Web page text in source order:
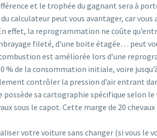
et le trophée du gagnant sera à
calculateur peut vous avantager, car
effet, la reprogrammation ne coûte
fileté, d’une boite étagée… peut
est améliorée lors d’une
% de la consommation initiale, voire
contrôler la pression d’air entrant
sa cartographie spécifique selon
sous le capot. Cette marge de 20
votre voiture sans changer (si vous le